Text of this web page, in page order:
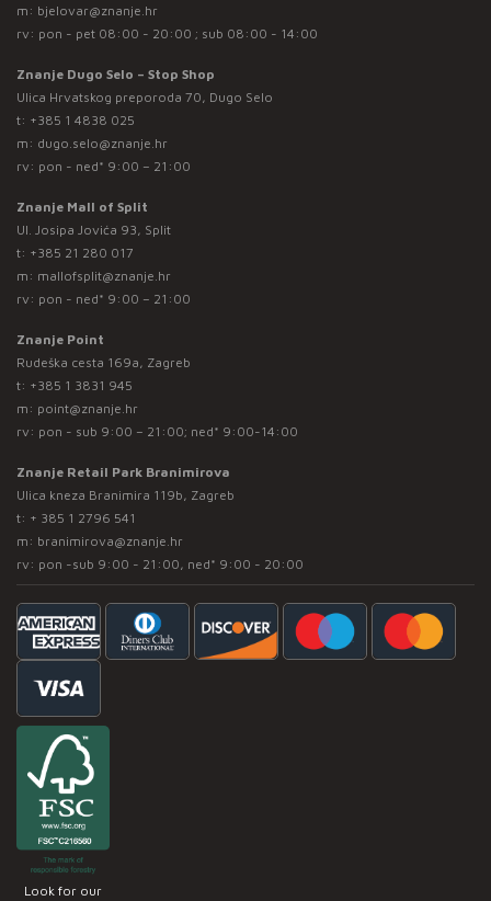
m: bjelovar@znanje.hr
rv: pon - pet 08:00 - 20:00 ; sub 08:00 - 14:00
Znanje Dugo Selo – Stop Shop
Ulica Hrvatskog preporoda 70, Dugo Selo
t: +385 1 4838 025
m: dugo.selo@znanje.hr
rv: pon - ned* 9:00 – 21:00
Znanje Mall of Split
Ul. Josipa Jovića 93, Split
t: +385 21 280 017
m: mallofsplit@znanje.hr
rv: pon - ned* 9:00 – 21:00
Znanje Point
Rudeška cesta 169a, Zagreb
t: +385 1 3831 945
m: point@znanje.hr
rv: pon - sub 9:00 – 21:00; ned* 9:00-14:00
Znanje Retail Park Branimirova
Ulica kneza Branimira 119b, Zagreb
t: + 385 1 2796 541
m: branimirova@znanje.hr
rv: pon -sub 9:00 - 21:00, ned* 9:00 - 20:00
Look for our